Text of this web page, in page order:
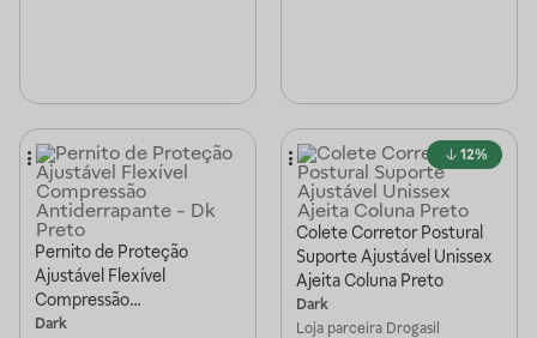
Pernito de Proteção
Ajustável Flexível
Compressão
Antiderrapante - Dk Preto
Dark
12%
Colete Corretor Postural
Suporte Ajustável Unissex
Ajeita Coluna Preto
Dark
Loja parceira Drogasil